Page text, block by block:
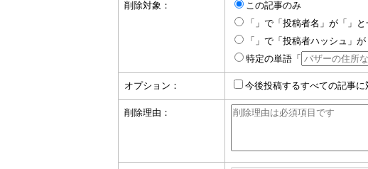
削除対象：
この記事のみ
「」で「投稿者名」が「」
「」で「投稿者ハッシュ」
特定の単語「
オプション： 今後投稿するすべての記事
削除理由：